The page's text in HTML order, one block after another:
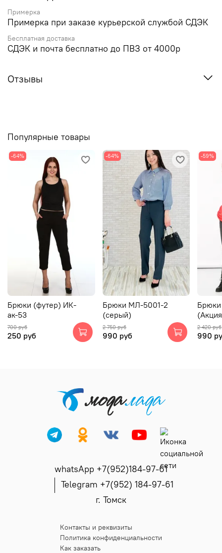
Примерка
Примерка при заказе курьерской службой СДЭК
Бесплатная доставка
СДЭК и почта бесплатно до ПВЗ от 4000р
Отзывы
Популярные товары
-64%
Брюки (футер) ИК-
ак-53
700 руб
250 руб
-64%
Брюки МЛ-5001-2
(серый)
2 750 руб
990 руб
-59%
2 420 руб
990
whatsApp +7(952)184-97-61
Telegram +7(952) 184-97-61
г. Томск
Контакты и реквизиты
Политика конфиденциальности
Как заказать